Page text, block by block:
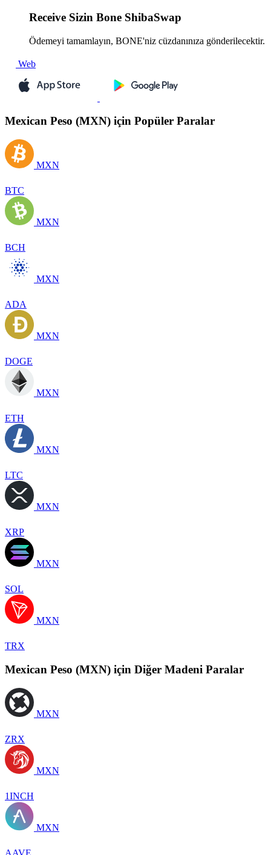
Receive Sizin Bone ShibaSwap
Ödemeyi tamamlayın, BONE'niz cüzdanınıza gönderilecektir.
Web
Mexican Peso (MXN) için Popüler Paralar
MXN
BTC
MXN
BCH
MXN
ADA
MXN
DOGE
MXN
ETH
MXN
LTC
MXN
XRP
MXN
SOL
MXN
TRX
Mexican Peso (MXN) için Diğer Madeni Paralar
MXN
ZRX
MXN
1INCH
MXN
AAVE